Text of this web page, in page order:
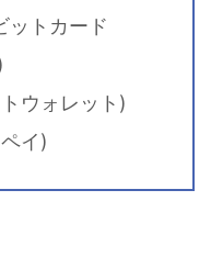
ットカード
ウォレット)
イ)